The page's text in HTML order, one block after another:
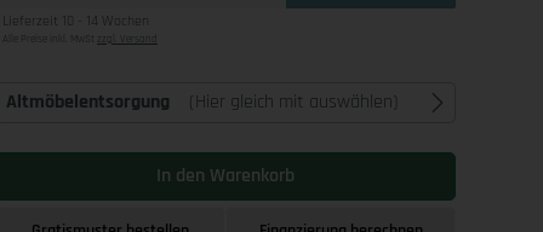
Lieferzeit 10 - 14 Wochen
Alle Preise inkl. MwSt zzgl. Versand
Altmöbelentsorgung (Hier gleich mit auswählen)
In den Warenkorb